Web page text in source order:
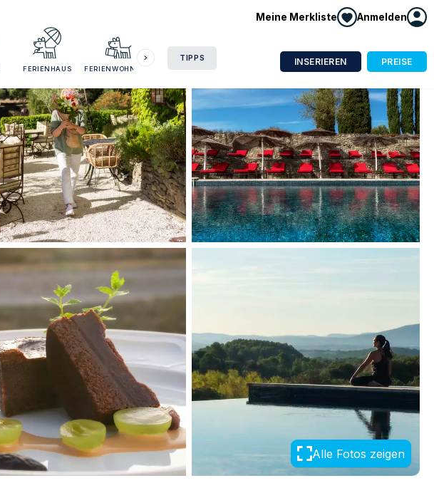
Meine Merkliste Anmelden
FERIENHAUS FERIENWOHNUNG
TIPPS INSERIEREN PREISE
Alle Fotos zeigen